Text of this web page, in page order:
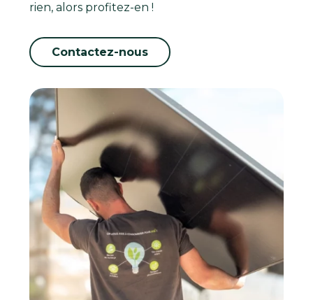
rien, alors profitez-en !
Contactez-nous